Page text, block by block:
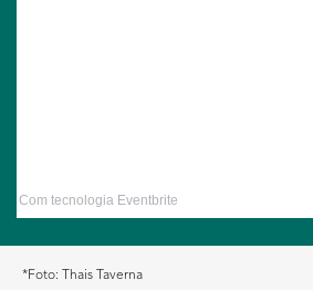
Com tecnologia Eventbrite
*Foto: Thais Taverna